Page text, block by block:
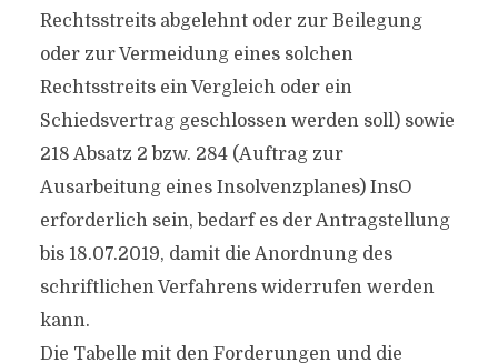
Rechtsstreits abgelehnt oder zur Beilegung
oder zur Vermeidung eines solchen
Rechtsstreits ein Vergleich oder ein
Schiedsvertrag geschlossen werden soll) sowie
218 Absatz 2 bzw. 284 (Auftrag zur
Ausarbeitung eines Insolvenzplanes) InsO
erforderlich sein, bedarf es der Antragstellung
bis 18.07.2019, damit die Anordnung des
schriftlichen Verfahrens widerrufen werden
kann.
Die Tabelle mit den Forderungen und die